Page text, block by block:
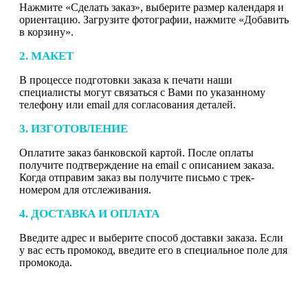
Нажмите «Сделать заказ», выберите размер календаря и
ориентацию. Загрузите фотографии, нажмите «Добавить
в корзину».
2. МАКЕТ
В процессе подготовки заказа к печати наши
специалисты могут связаться с Вами по указанному
телефону или email для согласования деталей.
3. ИЗГОТОВЛЕНИЕ
Оплатите заказ банковской картой. После оплаты
получите подтверждение на email с описанием заказа.
Когда отправим заказ вы получите письмо с трек-
номером для отслеживания.
4. ДОСТАВКА И ОПЛАТА
Введите адрес и выберите способ доставки заказа. Если
у вас есть промокод, введите его в специальное поле для
промокода.